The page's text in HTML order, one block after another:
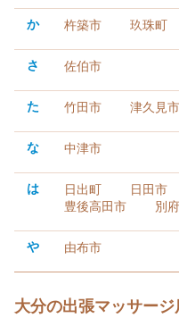
か 杵築市 玖珠町
さ 佐伯市
た 竹田市 津久見市
な 中津市
は 日出町 日田市
豊後高田市
別
や 由布市
大分の出張マッサー